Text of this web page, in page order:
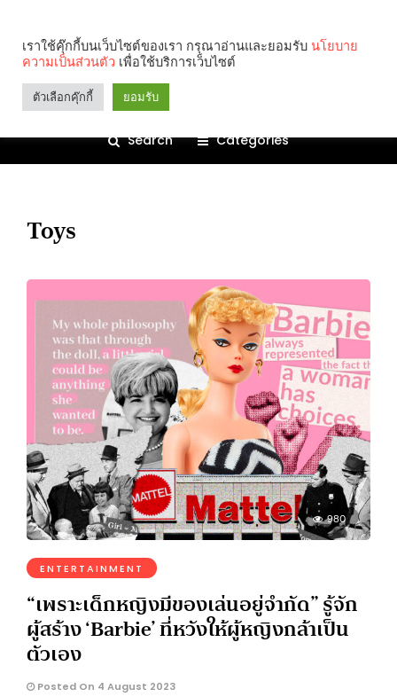
Search Categories
Toys
980
ENTERTAINMENT
“เพราะเด็กหญิงมีของเล่นอยู่จำกัด” รู้จัก
ผู้สร้าง ‘Barbie’ ที่หวังให้ผู้หญิงกล้าเป็น
ตัวเอง
Posted On 4 August 2023
เราใช้คุ๊กกี้บนเว็บไซต์ของเรา กรุณาอ่านและยอมรับ นโยบาย
ความเป็นส่วนตัว เพื่อใช้บริการเว็บไซต์
ตัวเลือกคุ๊กกี้ ยอมรับ